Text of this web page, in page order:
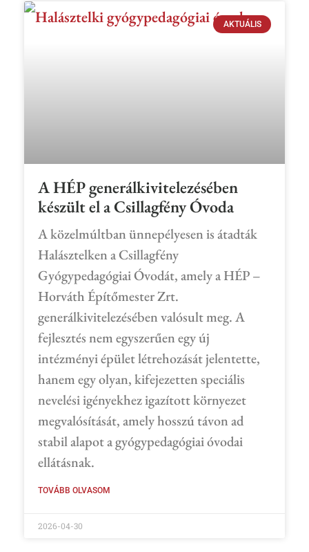
AKTUÁLIS
A HÉP generálkivitelezésében
készült el a Csillagfény Óvoda
A közelmúltban ünnepélyesen is átadták
Halásztelken a Csillagfény
Gyógypedagógiai Óvodát, amely a HÉP –
Horváth Építőmester Zrt.
generálkivitelezésében valósult meg. A
fejlesztés nem egyszerűen egy új
intézményi épület létrehozását jelentette,
hanem egy olyan, kifejezetten speciális
nevelési igényekhez igazított környezet
megvalósítását, amely hosszú távon ad
stabil alapot a gyógypedagógiai óvodai
ellátásnak.
TOVÁBB OLVASOM
2026-04-30